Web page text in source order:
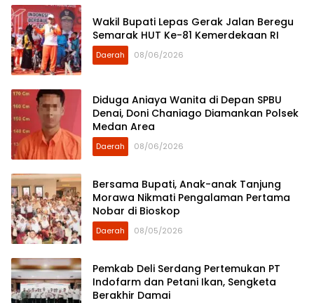
Wakil Bupati Lepas Gerak Jalan Beregu
Semarak HUT Ke-81 Kemerdekaan RI
Daerah 08/06/2026
Diduga Aniaya Wanita di Depan SPBU
Denai, Doni Chaniago Diamankan Polsek
Medan Area
Daerah 08/06/2026
Bersama Bupati, Anak-anak Tanjung
Morawa Nikmati Pengalaman Pertama
Nobar di Bioskop
Daerah 08/05/2026
Pemkab Deli Serdang Pertemukan PT
Indofarm dan Petani Ikan, Sengketa
Berakhir Damai